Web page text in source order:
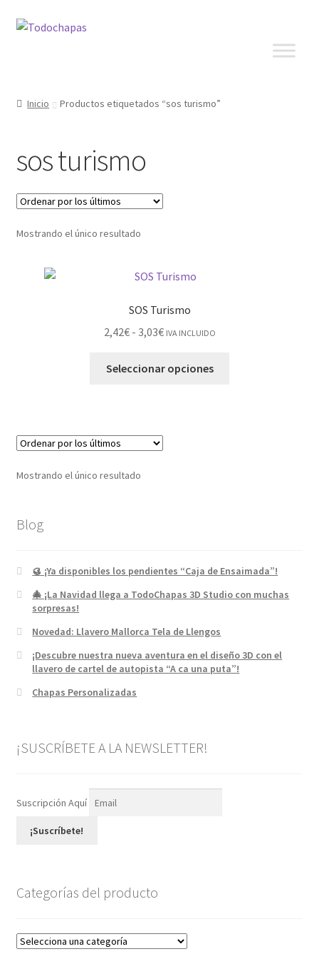
Inicio Productos etiquetados “sos turismo”
sos turismo
Mostrando el único resultado
SOS Turismo
2,42€ - 3,03€ IVA INCLUIDO
Seleccionar opciones
Mostrando el único resultado
Blog
🥮 ¡Ya disponibles los pendientes “Caja de Ensaimada”!
🎄 ¡La Navidad llega a TodoChapas 3D Studio con muchas
sorpresas!
Novedad: Llavero Mallorca Tela de Llengos
¡Descubre nuestra nueva aventura en el diseño 3D con el
llavero de cartel de autopista “A ca una puta”!
Chapas Personalizadas
¡SUSCRÍBETE A LA NEWSLETTER!
Suscripción Aquí
¡Suscríbete!
Categorías del producto